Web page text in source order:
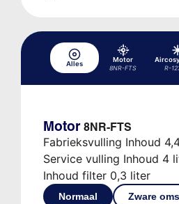
Alles
Motor
8NR-FTS
R-
Motor 8NR-FTS
Fabrieksvulling Inhoud
Service vulling Inhoud 4
Inhoud filter 0,3 liter
Normaal Zware